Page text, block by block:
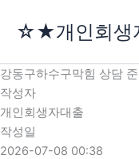
로
건
너
뛰
기
☆★개인회
강동구하수구막힘 상담
작성자
개인회생자대출
작성일
2026-07-08 00:38